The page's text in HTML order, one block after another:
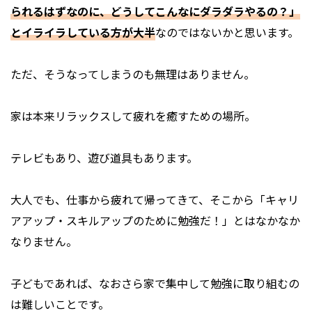
られるはずなのに、どうしてこんなにダラダラやるの？」
とイライラしている方が大半なのではないかと思います。
ただ、そうなってしまうのも無理はありません。
家は本来リラックスして疲れを癒すための場所。
テレビもあり、遊び道具もあります。
大人でも、仕事から疲れて帰ってきて、そこから「キャリ
アアップ・スキルアップのために勉強だ！」とはなかなか
なりません。
子どもであれば、なおさら家で集中して勉強に取り組むの
は難しいことです。